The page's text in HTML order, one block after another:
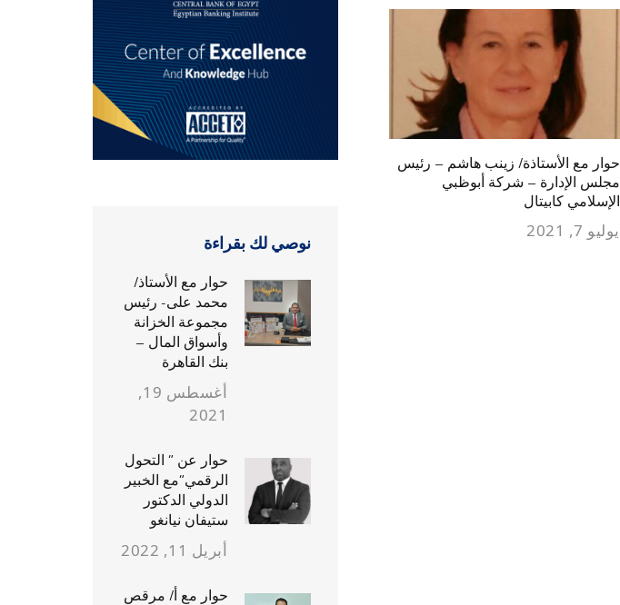
حوار مع الأستاذة/ زينب هاشم – رئيس
مجلس الإدارة – شركة أبوظبي
الإسلامي كابيتال
يوليو 7, 2021
نوصي لك بقراءة
حوار مع الأستاذ/
محمد على- رئيس
مجموعة الخزانة
وأسواق المال –
بنك القاهرة
أغسطس 19,
2021
حوار عن ” التحول
الرقمي”مع الخبير
الدولي الدكتور
ستيفان نيانغو
أبريل 11, 2022
حوار مع أ/ مرقص